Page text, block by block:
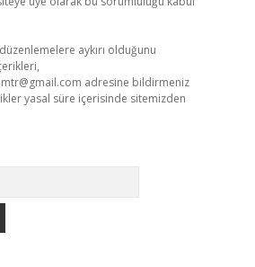
aykırı olduğunu
adresine bildirmeniz
yasal süre içerisinde sitemizden